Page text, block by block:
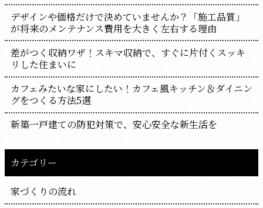
デザインや価格だけで決めていませんか？「施工品質」
が将来のメンテナンス費用を大きく左右する理由
差がつく収納ワザ！スキマ収納で、すぐに片付くスッキ
リした住まいに
カフェみたいな家にしたい！カフェ風キッチン＆ダイニン
グをつくる方法5選
新築一戸建ての防犯対策で、安心安全な新生活を
カテゴリー
家づくりの流れ